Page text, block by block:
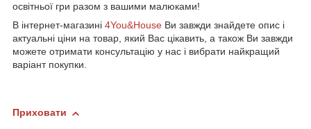
освітньої гри разом з вашими малюками!
В інтернет-магазині 4You&House Ви завжди знайдете опис і
актуальні ціни на товар, який Вас цікавить, а також Ви завжди
можете отримати консультацію у нас і вибрати найкращий
варіант покупки.
Приховати